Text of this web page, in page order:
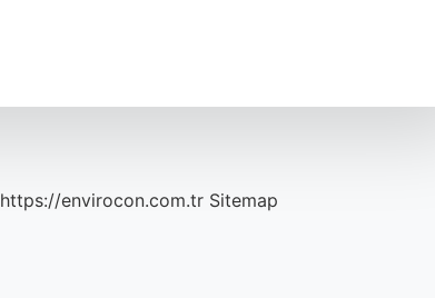
https://envirocon.com.tr Sitemap